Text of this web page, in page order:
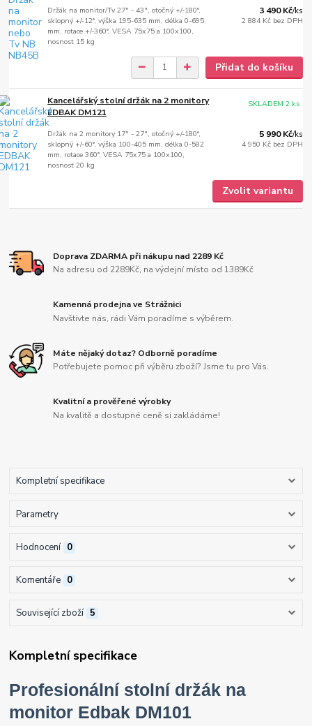
Držák na monitor/Tv 27" - 43", otočný +/-180°,
sklopný +/-12°, výška 195-635 mm, délka 0-695
mm, rotace +/-360°, VESA 75x75 a 100x100,
nosnost 15 kg
3 490 Kč/ks
2 884 Kč bez DPH
Přidat do košíku
Kancelářský stolní držák na 2 monitory
EDBAK DM121
Držák na 2 monitory 17" - 27", otočný +/-180°,
sklopný +/-60°, výška 100-405 mm, délka 0-582
mm, rotace 360°, VESA 75x75 a 100x100,
nosnost 20 kg
5 990 Kč/ks
4 950 Kč bez DPH
SKLADEM 2 ks
Zvolit variantu
Doprava ZDARMA při nákupu nad 2289 Kč
Na adresu od 2289Kč, na výdejní místo od 1389Kč
Kamenná prodejna ve Strážnici
Navštivte nás, rádi Vám poradíme s výběrem.
Máte nějaký dotaz? Odborně poradíme
Potřebujete pomoc při výběru zboží? Jsme tu pro Vás.
Kvalitní a prověřené výrobky
Na kvalitě a dostupné ceně si zakládáme!
Kompletní specifikace
Parametry
Hodnocení 0
Komentáře 0
Související zboží 5
Kompletní specifikace
Profesionální stolní držák na
monitor Edbak DM101